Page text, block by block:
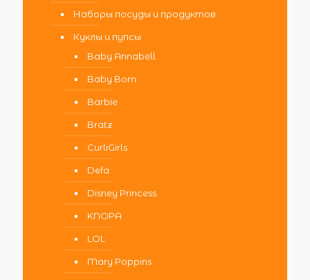
Наборы посуды и продуктов
Куклы и пупсы
Baby Annabell
Baby Born
Barbie
Bratz
CurliGirls
Defa
Disney Princess
KNOPA
LOL
Mary Poppins